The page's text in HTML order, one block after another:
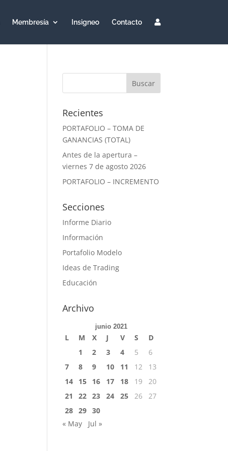
Membresía Insigneo Contacto
Recientes
PORTAFOLIO – TOMA DE
GANANCIAS (TOTAL)
Antes de la apertura –
viernes 7 de agosto 2026
PORTAFOLIO – INCREMENTO
Secciones
Informe Diario
Información
Portafolio Modelo
Ideas de Trading
Educación
Archivo
junio 2021
L M X J V S
D
1
2 3 4 5
6
7
8 9 10 11 12
13
14
15 16 17 18 19
20
21
22 23 24 25 26
27
28 29 30
« May
Jul »